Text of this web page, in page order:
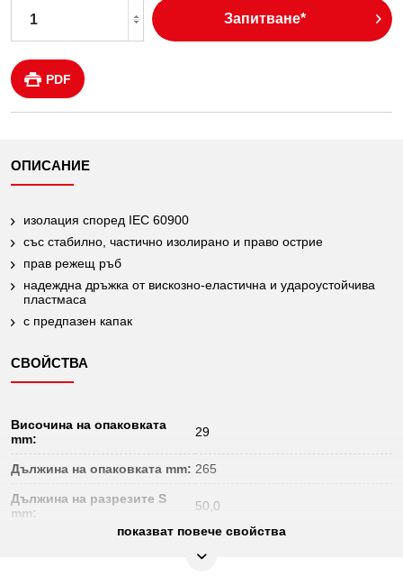
Запитване*
PDF
ОПИСАНИЕ
изолация според IEC 60900
със стабилно, частично изолирано и право острие
прав режещ ръб
надеждна дръжка от вискозно-еластична и удароустойчива
пластмаса
с предпазен капак
СВОЙСТВА
Височина на опаковката
mm:
29
Дължина на опаковката mm: 265
Дължина на разрезите S
mm:
50,0
показват повече свойства